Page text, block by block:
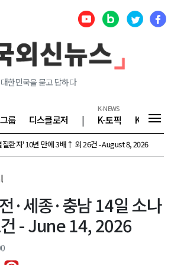
대한민국을 묻고 답하다
룹 디스클로저 |
K-NEWS
K-토픽 K-기업
' 10년 만에 3배↑ 외 26건 - August 8, 2026
·세종·충남 14일 소나
- June 14, 2026